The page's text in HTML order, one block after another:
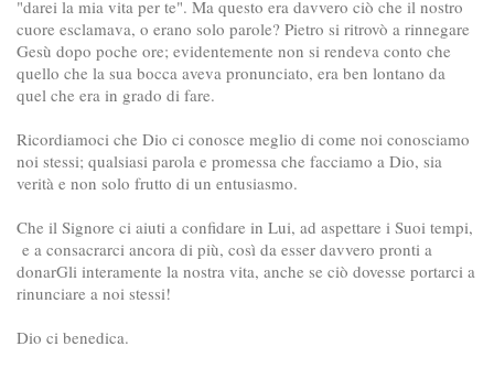
"darei la mia vita per te". Ma questo era davvero ciò che il nostro
cuore esclamava, o erano solo parole? Pietro si ritrovò a rinnegare
Gesù dopo poche ore; evidentemente non si rendeva conto che
quello che la sua bocca aveva pronunciato, era ben lontano da
quel che era in grado di fare.
Ricordiamoci che Dio ci conosce meglio di come noi conosciamo
noi stessi; qualsiasi parola e promessa che facciamo a Dio, sia
verità e non solo frutto di un entusiasmo.
Che il Signore ci aiuti a confidare in Lui, ad aspettare i Suoi tempi,
e a consacrarci ancora di più, così da esser davvero pronti a
donarGli interamente la nostra vita, anche se ciò dovesse portarci a
rinunciare a noi stessi!
Dio ci benedica.